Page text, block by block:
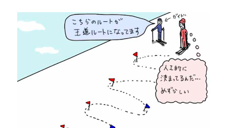
や
つ】
「オ
ョ
ン